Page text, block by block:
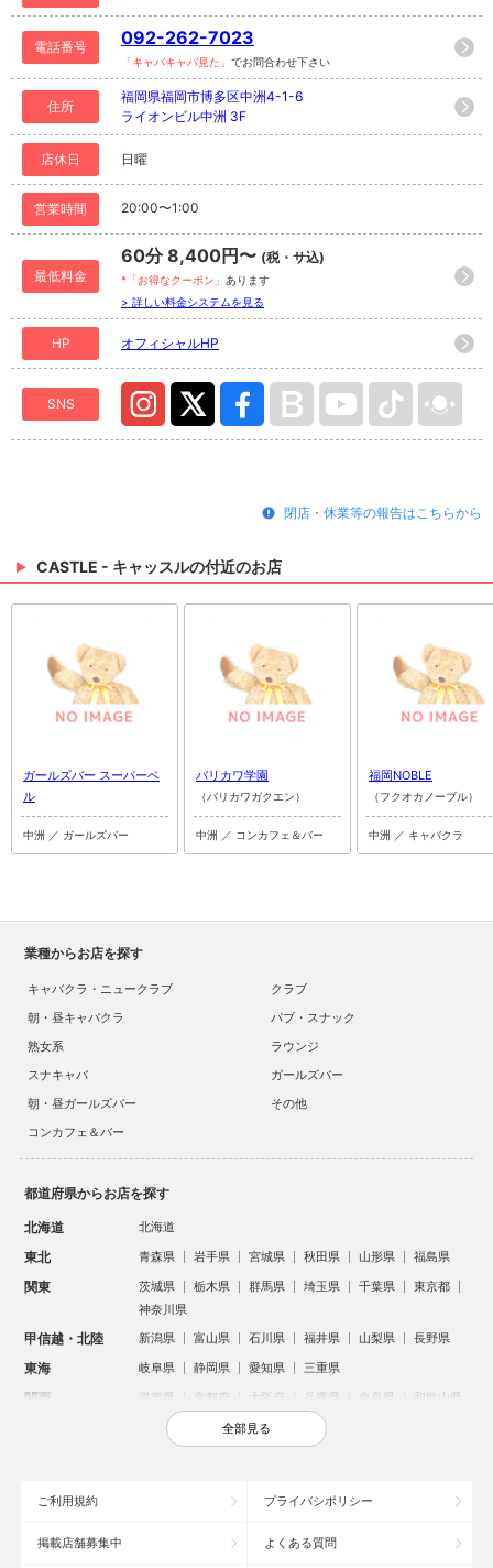
電話番号 092-262-7023
「キャバキャバ見た」 でお問合わせ下さい
住所
福岡県福岡市博多区中洲4-1-6
ライオンビル中洲 3F
店休日 日曜
営業時間 20:00〜1:00
最低料金
60分 8,400円〜 (税・サ込)
*「お得なクーポン」 あります
> 詳しい料金システムを見る
HP オフィシャルHP
SNS
閉店・休業等の報告はこちらから
CASTLE - キャッスルの付近のお店
ガールズバー スーパーベ
ル
中洲 ／ ガールズバー
バリカワ学園
（バリカワガクエン）
中洲 ／ コンカフェ＆バー
福岡NOBLE
（フクオカノーブル）
中洲 ／ キャバクラ
業種からお店を探す
キャバクラ・ニュークラブ
クラブ
朝・昼キャバクラ
パブ・スナック
熟女系
ラウンジ
スナキャバ
ガールズバー
朝・昼ガールズバー
その他
コンカフェ＆バー
都道府県からお店を探す
北海道 北海道
東北 青森県 岩手県 宮城県 秋田県 山形県 福島県
関東 茨城県 栃木県 群馬県 埼玉県 千葉県
東京都
神奈川県
甲信越・北陸 新潟県 富山県 石川県 福井県 山梨県 長野県
東海 岐阜県 静岡県 愛知県 三重県
関西 滋賀県 京都府 大阪府 兵庫県 奈良県 和歌山県
鳥取県 島根県 岡山県 広島県
沖縄県
全部見る
ご利用規約 プライバシポリシー
掲載店舗募集中 よくある質問